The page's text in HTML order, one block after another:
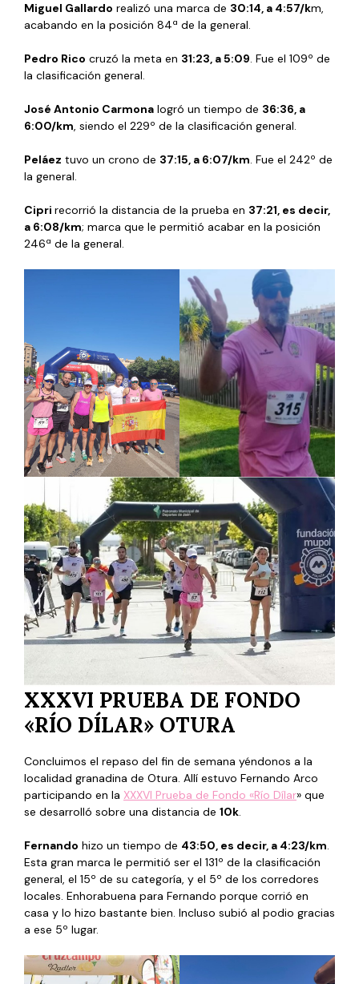
Miguel Gallardo realizó una marca de 30:14, a 4:57/km,
acabando en la posición 84ª de la general.
Pedro Rico cruzó la meta en 31:23, a 5:09. Fue el 109º de
la clasificación general.
José Antonio Carmona logró un tiempo de 36:36, a
6:00/km, siendo el 229º de la clasificación general.
Peláez tuvo un crono de 37:15, a 6:07/km. Fue el 242º de
la general.
Cipri recorrió la distancia de la prueba en 37:21, es decir,
a 6:08/km; marca que le permitió acabar en la posición
246ª de la general.
XXXVI PRUEBA DE FONDO
«RÍO DÍLAR» OTURA
Concluimos el repaso del fin de semana yéndonos a la
localidad granadina de Otura. Allí estuvo Fernando Arco
participando en la XXXVI Prueba de Fondo «Río Dílar» que
se desarrolló sobre una distancia de 10k.
Fernando hizo un tiempo de 43:50, es decir, a 4:23/km.
Esta gran marca le permitió ser el 131º de la clasificación
general, el 15º de su categoría, y el 5º de los corredores
locales. Enhorabuena para Fernando porque corrió en
casa y lo hizo bastante bien. Incluso subió al podio gracias
a ese 5º lugar.